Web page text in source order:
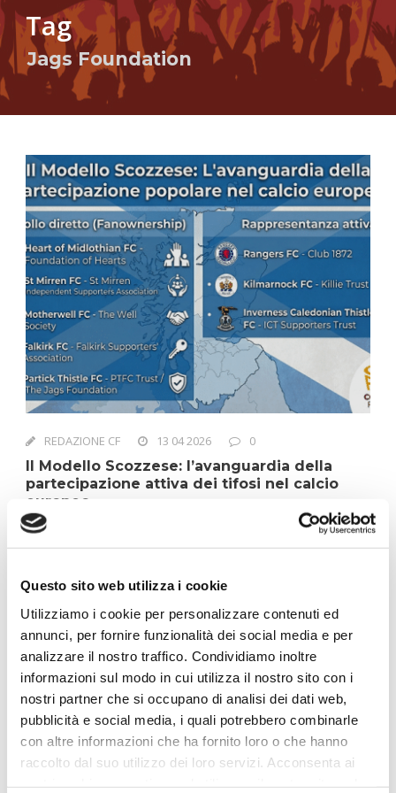
Questo sito web utilizza i cookie
Utilizziamo i cookie per personalizzare contenuti ed
annunci, per fornire funzionalità dei social media e per
analizzare il nostro traffico. Condividiamo inoltre
informazioni sul modo in cui utilizza il nostro sito con i
nostri partner che si occupano di analisi dei dati web,
pubblicità e social media, i quali potrebbero combinarle
con altre informazioni che ha fornito loro o che hanno
raccolto dal suo utilizzo dei loro servizi. Acconsenta ai
Tag
Jags Foundation
REDAZIONE CF 13 04 2026 0
Il Modello Scozzese: l’avanguardia della
partecipazione attiva dei tifosi nel calcio
europeo
Il calcio scozzese sta vivendo una vera e propria rivoluzione
silenziosa. Lontano dai riflettori della Premier League, la
ownership...
Leggi di più